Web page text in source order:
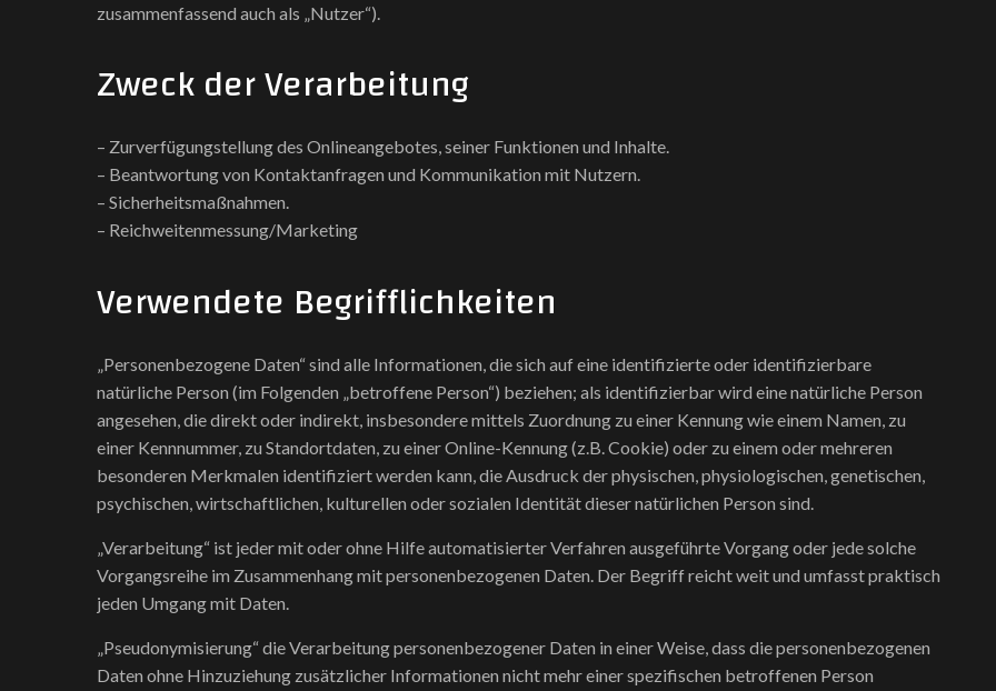
zusammenfassend auch als „Nutzer“).
Zweck der Verarbeitung
– Zurverfügungstellung des Onlineangebotes, seiner Funktionen und Inhalte.
– Beantwortung von Kontaktanfragen und Kommunikation mit Nutzern.
– Sicherheitsmaßnahmen.
– Reichweitenmessung/Marketing
Verwendete Begrifflichkeiten
„Personenbezogene Daten“ sind alle Informationen, die sich auf eine identifizierte oder identifizierbare
natürliche Person (im Folgenden „betroffene Person“) beziehen; als identifizierbar wird eine natürliche Person
angesehen, die direkt oder indirekt, insbesondere mittels Zuordnung zu einer Kennung wie einem Namen, zu
einer Kennnummer, zu Standortdaten, zu einer Online-Kennung (z.B. Cookie) oder zu einem oder mehreren
besonderen Merkmalen identifiziert werden kann, die Ausdruck der physischen, physiologischen, genetischen,
psychischen, wirtschaftlichen, kulturellen oder sozialen Identität dieser natürlichen Person sind.
„Verarbeitung“ ist jeder mit oder ohne Hilfe automatisierter Verfahren ausgeführte Vorgang oder jede solche
Vorgangsreihe im Zusammenhang mit personenbezogenen Daten. Der Begriff reicht weit und umfasst praktisch
jeden Umgang mit Daten.
„Pseudonymisierung“ die Verarbeitung personenbezogener Daten in einer Weise, dass die personenbezogenen
Daten ohne Hinzuziehung zusätzlicher Informationen nicht mehr einer spezifischen betroffenen Person